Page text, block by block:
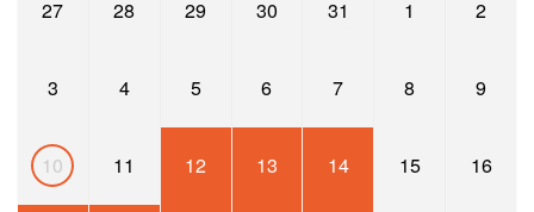
27 28 29 30 31 1 2
3 4 5 6 7 8 9
10 11 12 13 14 15 16